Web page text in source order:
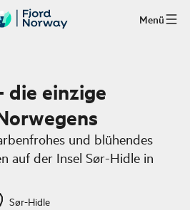
Menü
die einzige
und blühendes
auf der Insel Sør-Hidle in
Sør-Hidle